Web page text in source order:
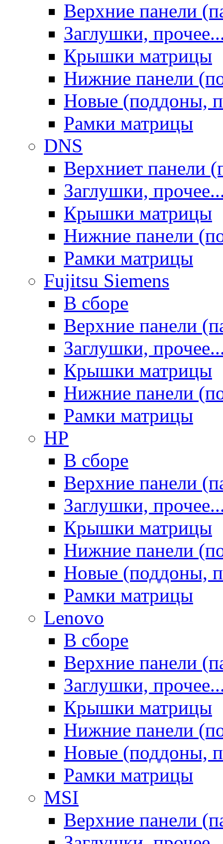
Верхние панели
Заглушки,
Крышки матрицы
Нижние панели
Новые (поддоны,
Рамки матрицы
DNS
Верхниет панели
Заглушки,
Крышки матрицы
Нижние панели
Рамки матрицы
Fujitsu Siemens
В сборе
Верхние панели
Заглушки,
Крышки матрицы
Нижние панели
Рамки матрицы
HP
В сборе
Верхние панели
Заглушки,
Крышки матрицы
Нижние панели
Новые (поддоны,
Рамки матрицы
Lenovo
В сборе
Верхние панели
Заглушки,
Крышки матрицы
Нижние панели
Новые (поддоны,
Рамки матрицы
MSI
Верхние панели